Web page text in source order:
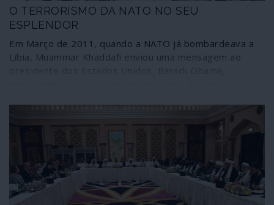
O TERRORISMO DA NATO NO SEU
ESPLENDOR
Em Março de 2011, quando a NATO já bombardeava a
Líbia, Muammar Khaddafi enviou uma mensagem ao
nada mais”, pelo que a intervenção estrangeira “era um
risco de consequências incalculáveis no Mediterrâneo e
na Europa”. O apelo do dirigente líbio não surtiu efeito:
afinal, para as forças atlantistas a operação não era “um
risco” mas sim uma estratégia deliberada – para todos
os efeitos, uma estratégia terrorista.